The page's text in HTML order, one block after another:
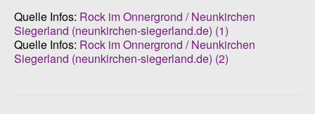
Quelle Infos: Rock im Onnergrond / Neunkirchen
Siegerland (neunkirchen-siegerland.de) (1)
Quelle Infos: Rock im Onnergrond / Neunkirchen
Siegerland (neunkirchen-siegerland.de) (2)